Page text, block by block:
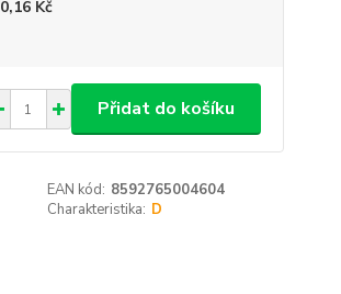
0,16 Kč
Přidat do košíku
EAN kód: 8592765004604
Charakteristika: D